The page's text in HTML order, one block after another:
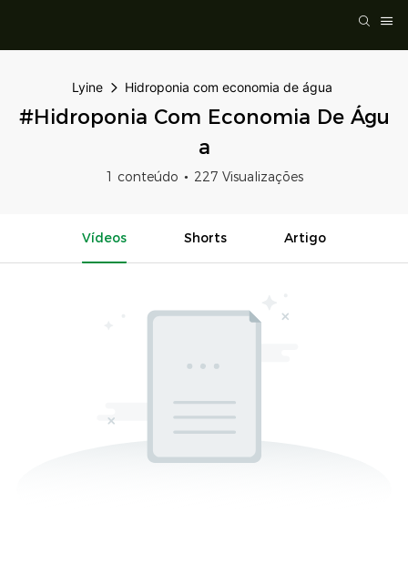
Lyine Hidroponia com economia de água
#Hidroponia Com Economia De Águ
A
1 conteúdo 227 Visualizações
Vídeos Shorts Artigo